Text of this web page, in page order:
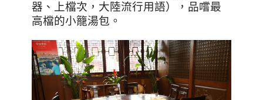
器、上檔次，大陸流行用語），品嚐最
高檔的小籠湯包。